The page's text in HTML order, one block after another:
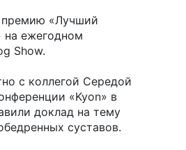
премию «Лучший
на ежегодном
Show.
с коллегой Середой
«Kyon» в
доклад на тему
суставов.